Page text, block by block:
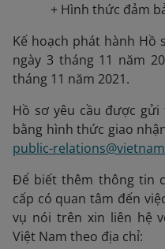
+ Hình thức đảm
Kế hoạch phát hành Hồ
ngày 3 tháng 11 năm
tháng 11 năm 2021.
Hồ sơ yêu cầu được
bằng hình thức giao
public-
Để biết thêm thông tin
cấp có quan tâm đến
vụ nói trên xin liên hệ
Việt Nam theo địa chỉ: